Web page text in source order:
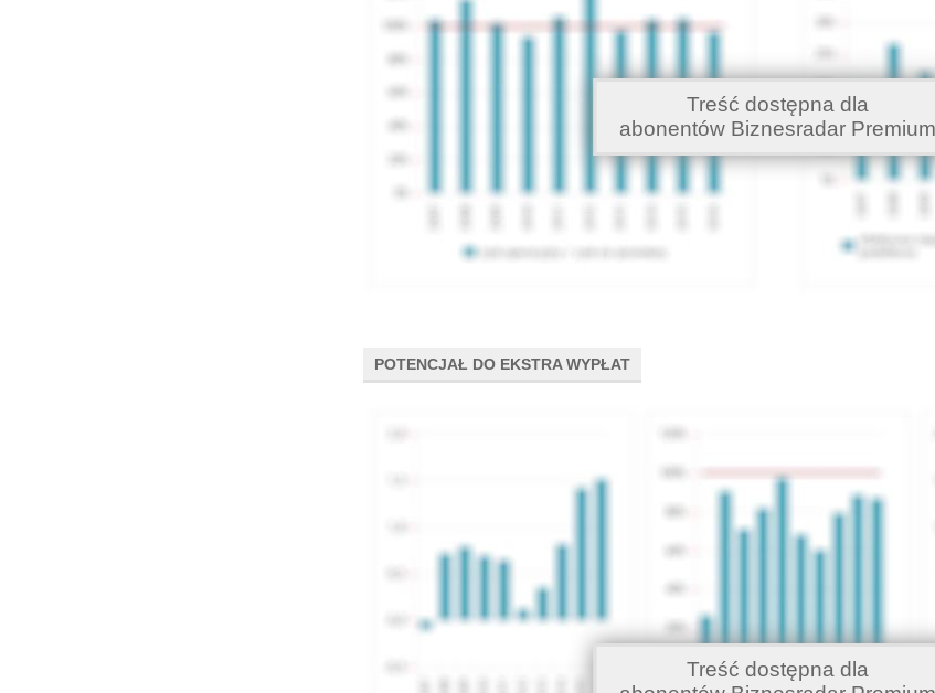
Treść dostępna dla
abonentów Biznesradar Premium
POTENCJAŁ DO EKSTRA WYPŁAT
Treść dostępna dla